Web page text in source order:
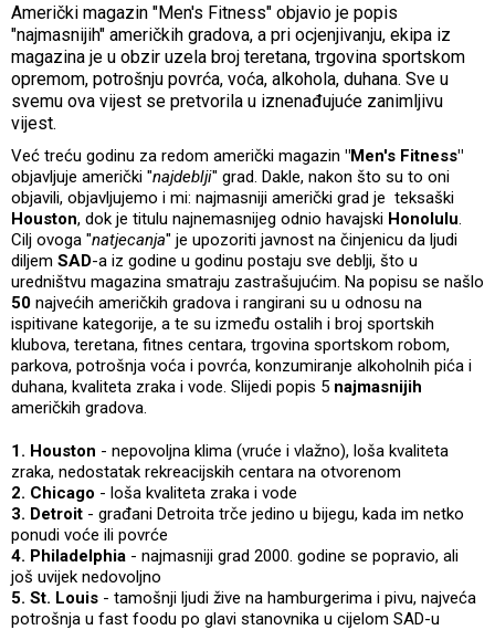
Američki magazin "Men's Fitness" objavio je popis
"najmasnijih" američkih gradova, a pri ocjenjivanju, ekipa iz
magazina je u obzir uzela broj teretana, trgovina sportskom
opremom, potrošnju povrća, voća, alkohola, duhana. Sve u
svemu ova vijest se pretvorila u iznenađujuće zanimljivu
vijest.
Već treću godinu za redom američki magazin "Men's Fitness"
objavljuje američki "najdeblji" grad. Dakle, nakon što su to oni
objavili, objavljujemo i mi: najmasniji američki grad je teksaški
Houston, dok je titulu najnemasnijeg odnio havajski Honolulu.
Cilj ovoga "natjecanja" je upozoriti javnost na činjenicu da ljudi
diljem SAD-a iz godine u godinu postaju sve deblji, što u
uredništvu magazina smatraju zastrašujućim. Na popisu se našlo
50 najvećih američkih gradova i rangirani su u odnosu na
ispitivane kategorije, a te su između ostalih i broj sportskih
klubova, teretana, fitnes centara, trgovina sportskom robom,
parkova, potrošnja voća i povrća, konzumiranje alkoholnih pića i
duhana, kvaliteta zraka i vode. Slijedi popis 5 najmasnijih
američkih gradova.
1. Houston - nepovoljna klima (vruće i vlažno), loša kvaliteta
zraka, nedostatak rekreacijskih centara na otvorenom
2. Chicago - loša kvaliteta zraka i vode
3. Detroit - građani Detroita trče jedino u bijegu, kada im netko
ponudi voće ili povrće
4. Philadelphia - najmasniji grad 2000. godine se popravio, ali
još uvijek nedovoljno
5. St. Louis - tamošnji ljudi žive na hamburgerima i pivu, najveća
potrošnja u fast foodu po glavi stanovnika u cijelom SAD-u